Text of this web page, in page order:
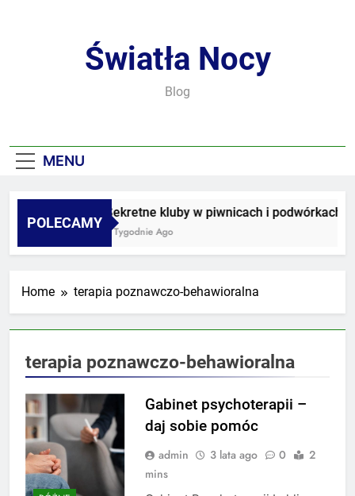
Światła Nocy
Blog
MENU
POLECAMY
Sekretne kluby w piwnicach i podwórkach
3 Tygodnie Ago
Home terapia poznawczo-behawioralna
terapia poznawczo-behawioralna
Gabinet psychoterapii –
daj sobie pomóc
admin 3 lata ago 0
2
mins